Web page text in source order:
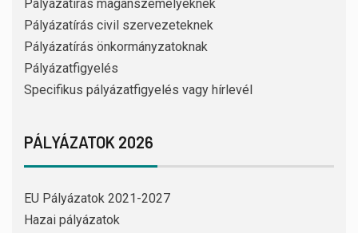
Pályázatírás magánszemélyeknek
Pályázatírás civil szervezeteknek
Pályázatírás önkormányzatoknak
Pályázatfigyelés
Specifikus pályázatfigyelés vagy hírlevél
PÁLYÁZATOK 2026
EU Pályázatok 2021-2027
Hazai pályázatok